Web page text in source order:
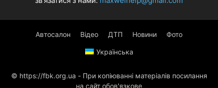
Автосалон Відео ДТП Новини Фото
Українська
© https://fbk.org.ua - При копіюванні матеріалів посилання
на сайт обов'язкове